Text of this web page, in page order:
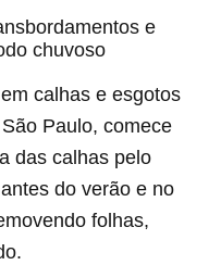
e
chuvoso
calhas e esgotos
Paulo, comece
das calhas pelo
do verão e no
folhas,